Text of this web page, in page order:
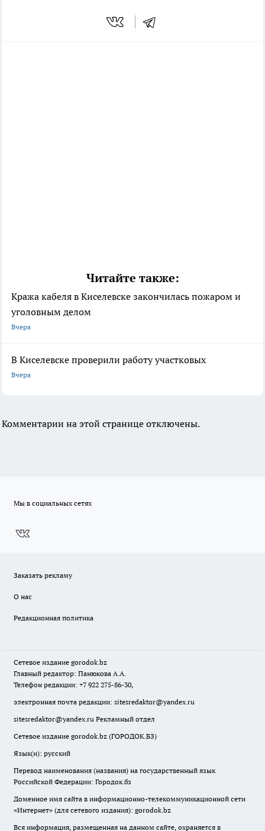
Читайте также:
Кража кабеля в Киселевске закончилась пожаром и
уголовным делом
Вчера
В Киселевске проверили работу участковых
Вчера
Комментарии на этой странице отключены.
Мы в социальных сетях
Заказать рекламу
О нас
Редакционная политика
Сетевое издание gorodok.bz
Главный редактор: Панюкова А.А.
Телефон редакции: +7 922 275-86-30,
электронная почта редакции: sitesredaktor@yandex.ru
sitesredaktor@yandex.ru Рекламный отдел
Сетевое издание gorodok.bz (ГОРОДОК.БЗ)
Язык(и): русский
Перевод наименования (названия) на государственный язык
Российской Федерации: Городок.бз
Доменное имя сайта в информационно-телекоммуникационной сети
«Интернет» (для сетевого издания): gorodok.bz
Вся информация, размещенная на данном сайте, охраняется в